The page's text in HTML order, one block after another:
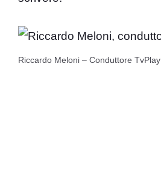
Riccardo Meloni – Conduttore TvPlay